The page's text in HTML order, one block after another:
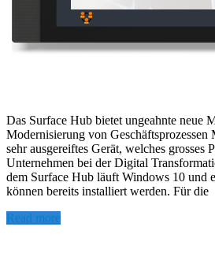
Das Surface Hub bietet ungeahnte neue
Modernisierung von Geschäftsprozessen
sehr ausgereiftes Gerät, welches grosses
Unternehmen bei der Digital
dem Surface Hub läuft Windows 10 und
können bereits installiert werden. Für die
Read more